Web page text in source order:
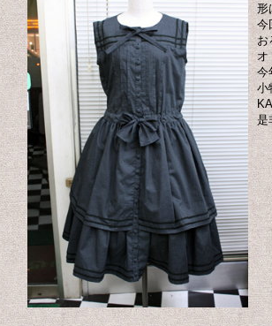
形
今
お
オ
今
小
是